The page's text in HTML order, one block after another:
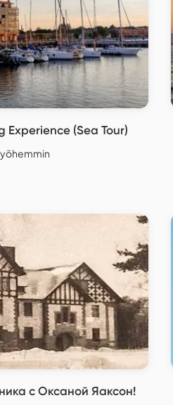
Experience (Sea Tour)
с Оксаной Яаксон!